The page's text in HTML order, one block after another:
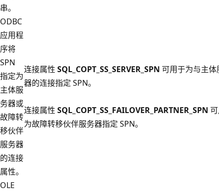
串。
ODBC
应用程
序将
SPN
指定为
主体服
务器或
故障转
移伙伴
服务器
的连接
属性。
连接属性 SQL_COPT_SS_SERVER_SPN 可用于为与主体
器的连接指定 SPN。
连接属性 SQL_COPT_SS_FAILOVER_PARTNER_SPN
为故障转移伙伴服务器指定 SPN。
OLE